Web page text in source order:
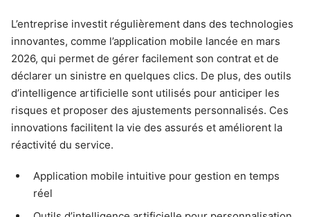
L’entreprise investit régulièrement dans des technologies
innovantes, comme l’application mobile lancée en mars
2026, qui permet de gérer facilement son contrat et de
déclarer un sinistre en quelques clics. De plus, des outils
d’intelligence artificielle sont utilisés pour anticiper les
risques et proposer des ajustements personnalisés. Ces
innovations facilitent la vie des assurés et améliorent la
réactivité du service.
Application mobile intuitive pour gestion en temps
réel